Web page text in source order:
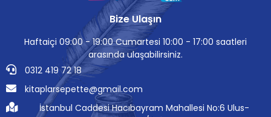
Bize Ulaşın
Haftaiçi 09:00 - 19:00 Cumartesi 10:00 - 17:00 saatleri
arasında ulaşabilirsiniz.
0312 419 72 18
kitaplarsepette@gmail.com
İstanbul Caddesi Hacıbayram Mahallesi No:6 Ulus-